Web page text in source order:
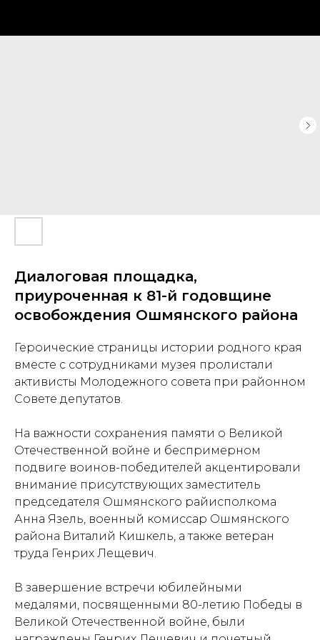
Диалоговая площадка,
приуроченная к 81-й годовщине
освобождения Ошмянского района
Героические страницы истории родного края
вместе с сотрудниками музея пролистали
активисты Молодежного совета при районном
Совете депутатов.
На важности сохранения памяти о Великой
Отечественной войне и беспримерном
подвиге воинов-победителей акцентировали
внимание присутствующих заместитель
председателя Ошмянского райисполкома
Анна Язель, военный комиссар Ошмянского
района Виталий Кишкель, а также ветеран
труда Генрих Лещевич.
В завершение встречи юбилейными
медалями, посвященными 80-летию Победы в
Великой Отечественной войне, были